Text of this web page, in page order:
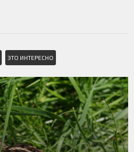
ЭТО ИНТЕРЕСНО